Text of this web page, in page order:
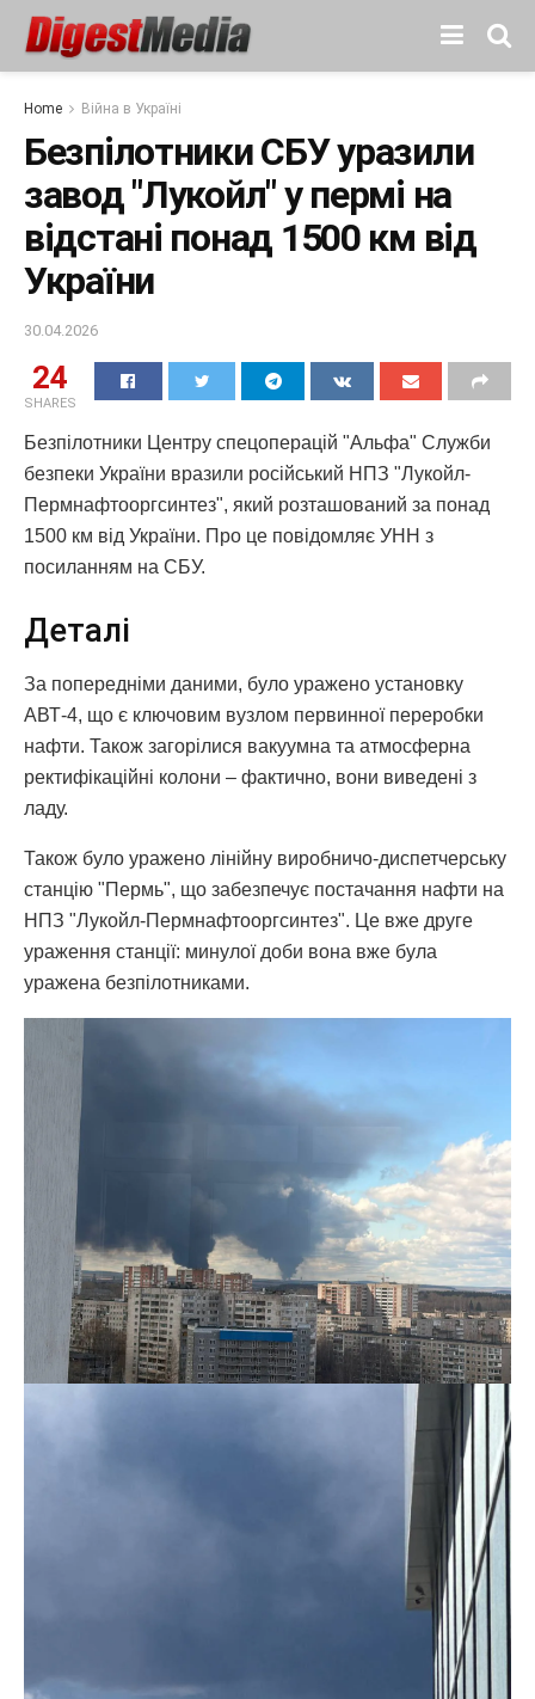
Home Війна в Україні
Безпілотники СБУ уразили
завод "Лукойл" у пермі на
відстані понад 1500 км від
України
30.04.2026
24
SHARES
Безпілотники Центру спецоперацій "Альфа" Служби
безпеки України вразили російський НПЗ "Лукойл-
Пермнафтооргсинтез", який розташований за понад
1500 км від України. Про це повідомляє УНН з
посиланням на СБУ.
Деталі
За попередніми даними, було уражено установку
АВТ-4, що є ключовим вузлом первинної переробки
нафти. Також загорілися вакуумна та атмосферна
ректифікаційні колони – фактично, вони виведені з
ладу.
Також було уражено лінійну виробничо-диспетчерську
станцію "Пермь", що забезпечує постачання нафти на
НПЗ "Лукойл-Пермнафтооргсинтез". Це вже друге
ураження станції: минулої доби вона вже була
уражена безпілотниками.